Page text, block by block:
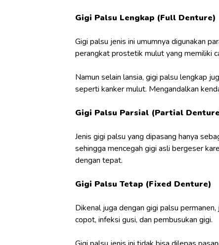
Gigi Palsu Lengkap (Full Denture)
Gigi palsu jenis ini umumnya digunakan
perangkat prostetik mulut yang memiliki
Namun selain lansia, gigi palsu lengkap
seperti kanker mulut. Mengandalkan
Gigi Palsu Parsial (Partial
Jenis gigi palsu yang dipasang hanya
sehingga mencegah gigi asli bergeser
dengan tepat.
Gigi Palsu Tetap (Fixed Denture)
Dikenal juga dengan gigi palsu
copot, infeksi gusi, dan pembusukan gigi.